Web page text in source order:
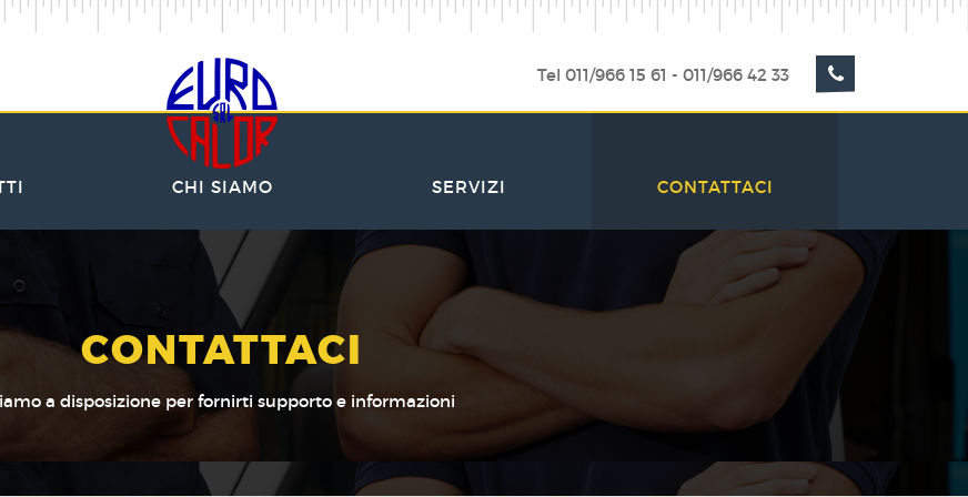
Tel 011/966 15 61 - 011/966 42 33
CHI SIAMO SERVIZI CONTATTACI
CONTATTACI
a disposizione per fornirti supporto e informazioni